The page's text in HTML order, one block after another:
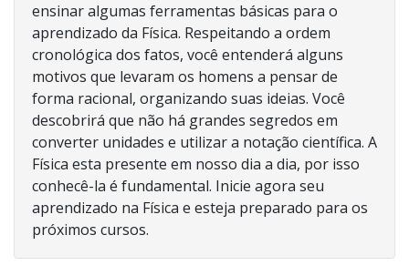
ensinar algumas ferramentas básicas para o
aprendizado da Física. Respeitando a ordem
cronológica dos fatos, você entenderá alguns
motivos que levaram os homens a pensar de
forma racional, organizando suas ideias. Você
descobrirá que não há grandes segredos em
converter unidades e utilizar a notação científica. A
Física esta presente em nosso dia a dia, por isso
conhecê-la é fundamental. Inicie agora seu
aprendizado na Física e esteja preparado para os
próximos cursos.